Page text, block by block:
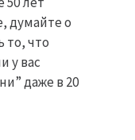
думайте о
то, что
у вас
даже в 20